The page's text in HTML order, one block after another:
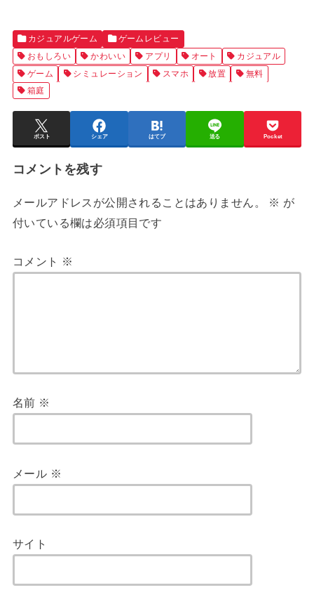
カジュアルゲーム
ゲームレビュー
おもしろい
かわいい アプリ オート
カジュアル
ゲーム
シミュレーション スマホ 放置
無料
箱庭
ポスト シェア はてブ 送る Pocket
コメントを残す
メールアドレスが公開されることはありません。 ※ が
付いている欄は必須項目です
コメント ※
名前 ※
メール ※
サイト